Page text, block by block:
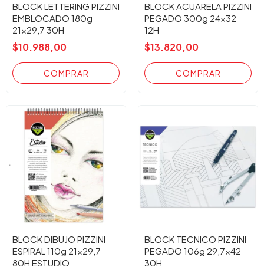
BLOCK LETTERING PIZZINI
EMBLOCADO 180g
21x29,7 30H
$10.988,00
BLOCK ACUARELA PIZZINI
PEGADO 300g 24x32
12H
$13.820,00
BLOCK DIBUJO PIZZINI
ESPIRAL 110g 21x29,7
80H ESTUDIO
BLOCK TECNICO PIZZINI
PEGADO 106g 29,7x42
30H